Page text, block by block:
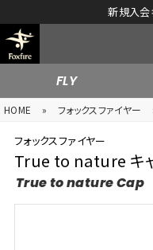
新規入会
FLY
HOME » フォックスファイヤー
フォックスファイヤー
True to nature キ
True to nature Cap